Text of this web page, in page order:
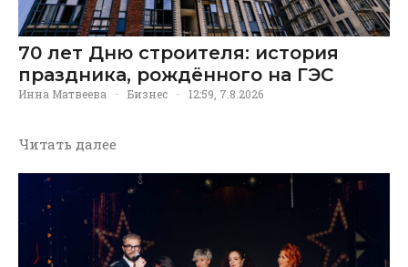
70 лет Дню строителя: история
праздника, рождённого на ГЭС
Инна Матвеева · Бизнес · 12:59, 7.8.2026
Читать далее